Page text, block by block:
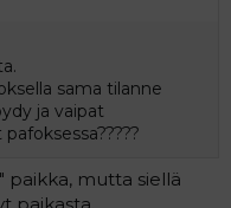
sama tilanne
ja vaipat
paikka, mutta siellä